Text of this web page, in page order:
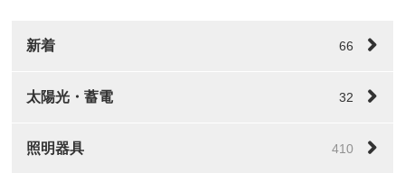
新着 66
太陽光・蓄電 32
照明器具 410